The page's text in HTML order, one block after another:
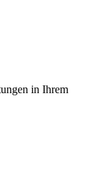
in Ihrem